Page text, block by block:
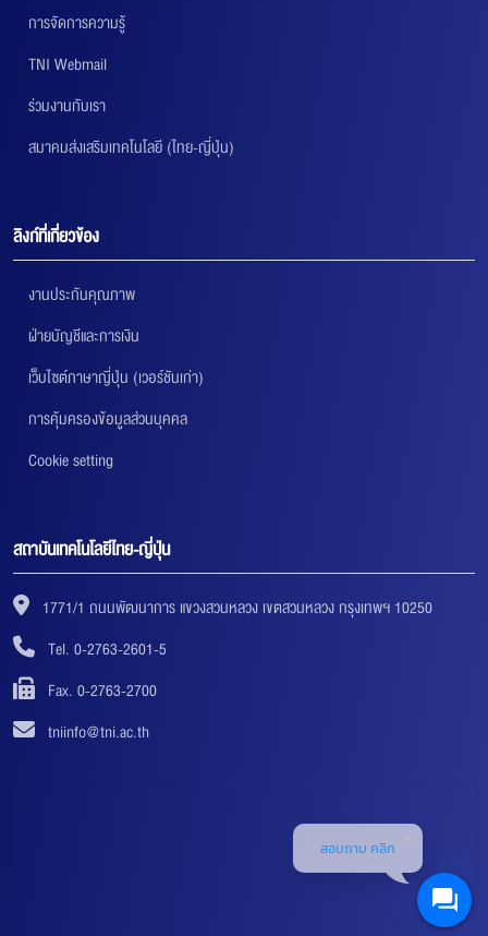
การจัดการความรู้
TNI Webmail
ร่วมงานกับเรา
สมาคมส่งเสริมเทคโนโลยี (ไทย-ญี่ปุ่น)
ลิงก์ที่เกี่ยวข้อง
งานประกันคุณภาพ
ฝ่ายบัญชีและการเงิน
เว็บไซต์ภาษาญี่ปุ่น (เวอร์ชันเก่า)
การคุ้มครองข้อมูลส่วนบุคคล
Cookie setting
สถาบันเทคโนโลยีไทย-ญี่ปุ่น
1771/1 ถนนพัฒนาการ แขวงสวนหลวง เขตสวนหลวง กรุงเทพฯ 10250
Tel. 0-2763-2601-5
Fax. 0-2763-2700
tniinfo@tni.ac.th
สอบถาม คลิก